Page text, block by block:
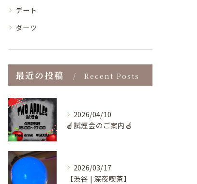
デート
ダーツ
最近の投稿 Recent Posts
2026/04/10
🍎試煙会のご案内🍏
2026/03/17
【渋谷 | 深夜喫茶】